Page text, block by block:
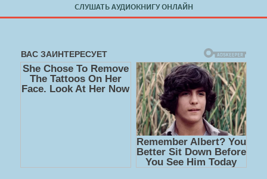
СЛУШАТЬ АУДИОКНИГУ ОНЛАЙН